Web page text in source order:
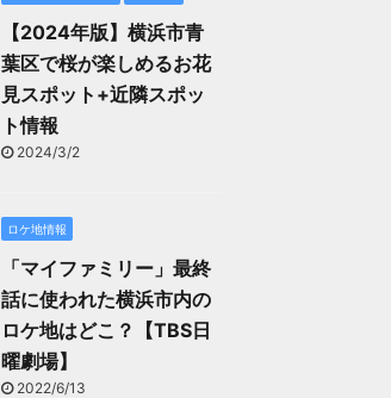
【2024年版】横浜市青
葉区で桜が楽しめるお花
見スポット+近隣スポッ
ト情報
2024/3/2
ロケ地情報
「マイファミリー」最終
話に使われた横浜市内の
ロケ地はどこ？【TBS日
曜劇場】
2022/6/13